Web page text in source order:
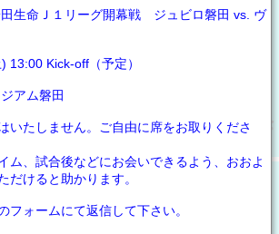
田生命Ｊ１リーグ開幕戦 ジュビロ磐田 vs. ヴ
13:00 Kick-off（予定）
アム磐田
いたしません。ご自由に席をお取りくださ
ム、試合後などにお会いできるよう、おおよ
だけると助かります。
フォームにて返信して下さい。